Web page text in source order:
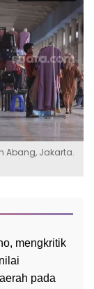
Abang, Jakarta.
mengkritik
pada